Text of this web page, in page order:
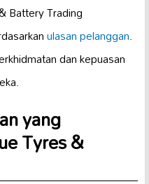
Battery Trading
ulasan pelanggan.
dan kepuasan
yang
Tyres &